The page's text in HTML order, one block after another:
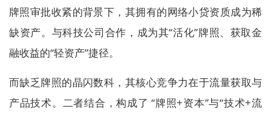
牌照审批收紧的背景下，其拥有的网络小贷资质成为稀
缺资产。与科技公司合作，成为其“活化”牌照、获取金
融收益的“轻资产”捷径。
而缺乏牌照的晶闪数科，其核心竞争力在于流量获取与
产品技术。二者结合，构成了 “牌照+资本”与“技术+流